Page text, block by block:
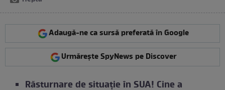
Adaugă-ne ca sursă preferată în Google
Urmărește SpyNews pe Discover
Răsturnare de situație în SUA! Cine a